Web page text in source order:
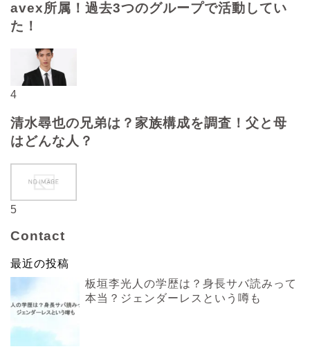
avex所属！過去3つのグループで活動してい
た！
4
清水尋也の兄弟は？家族構成を調査！父と母
はどんな人？
5
Contact
最近の投稿
板垣李光人の学歴は？身長サバ読みって
本当？ジェンダーレスという噂も